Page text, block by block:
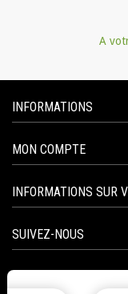
A
INFORMATIONS
MON COMPTE
INFORMATIONS SUR
SUIVEZ-NOUS